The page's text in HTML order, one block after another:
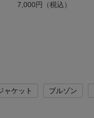
7,000円（税込）
ャケット ブルゾン